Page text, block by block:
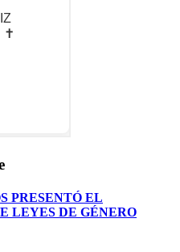
PRESENTÓ EL
LEYES DE GÉNERO